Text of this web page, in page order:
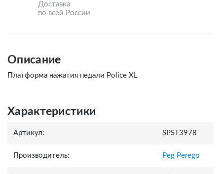
Доставка
по всей России
Описание
Платформа нажатия педали Police XL
Характеристики
Артикул: SPST3978
Производитель: Peg Perego